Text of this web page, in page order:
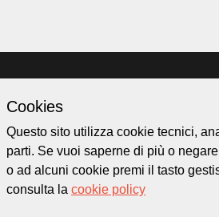
Homepage
Mappa
Storie
Cookies
Questo sito utilizza cookie tecnici,
parti. Se vuoi saperne di più o
o ad alcuni cookie premi il tasto
consulta la cookie policy